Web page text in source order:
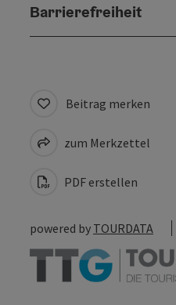
Barrierefreiheit
Beitrag merken
zum Merkzettel
PDF erstellen
powered by TOURDATA